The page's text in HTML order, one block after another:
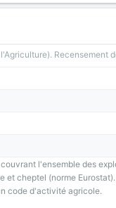
l'ensemble des
cheptel (norme
code d'activité agricole.